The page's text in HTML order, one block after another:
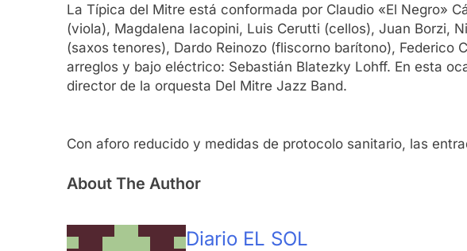
La Típica del Mitre está conformada por Claudio «El Negro»
(viola), Magdalena Iacopini, Luis Cerutti (cellos), Juan Borzi,
(saxos tenores), Dardo Reinozo (fliscorno barítono), Federico
arreglos y bajo eléctrico: Sebastián Blatezky Lohff. En esta
director de la orquesta Del Mitre Jazz Band.
Con aforo reducido y medidas de protocolo sanitario, las
About The Author
Diario EL SOL